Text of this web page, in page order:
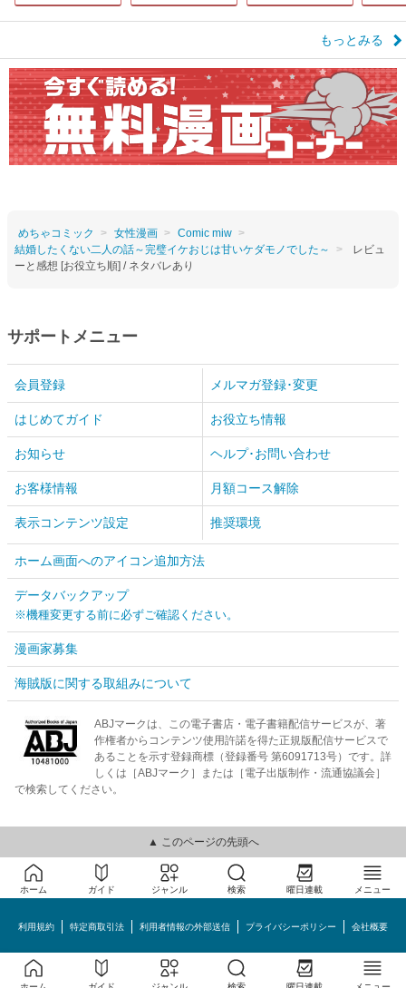
もっとみる
めちゃコミック 女性漫画
Comic miw
結婚したくない二人の話～完璧イケおじは甘いケダモノでした～
レビュ
ーと感想 [お役立ち順] / ネタバレあり
サポートメニュー
会員登録 メルマガ登録･変更
はじめてガイド お役立ち情報
お知らせ ヘルプ･お問い合わせ
お客様情報 月額コース解除
表示コンテンツ設定 推奨環境
ホーム画面へのアイコン追加方法
データバックアップ
※機種変更する前に必ずご確認ください。
漫画家募集
海賊版に関する取組みについて
ABJマークは、この電子書店・電子書籍配信サービスが、著
作権者からコンテンツ使用許諾を得た正規版配信サービスで
あることを示す登録商標（登録番号 第6091713号）です。詳
しくは［ABJマーク］または［電子出版制作・流通協議会］
で検索してください。
▲ このページの先頭へ
ホーム ガイド ジャンル 検索 曜日連載 メニュー
利用規約 特定商取引法 利用者情報の外部送信 プライバシーポリシー 会社概要
めちゃコミック©MechaComic, Inc.